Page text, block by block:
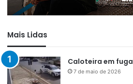
Mais Lidas
Caloteira em fuga
7 de maio de 2026